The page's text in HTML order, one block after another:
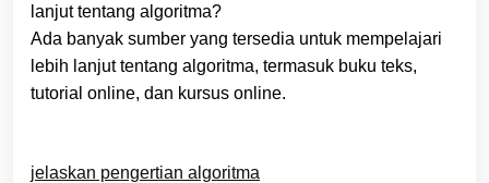
lanjut tentang algoritma?
Ada banyak sumber yang tersedia untuk mempelajari
lebih lanjut tentang algoritma, termasuk buku teks,
tutorial online, dan kursus online.
jelaskan pengertian algoritma